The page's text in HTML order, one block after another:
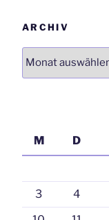
ARCHIV
Archiv
M
D
3
4